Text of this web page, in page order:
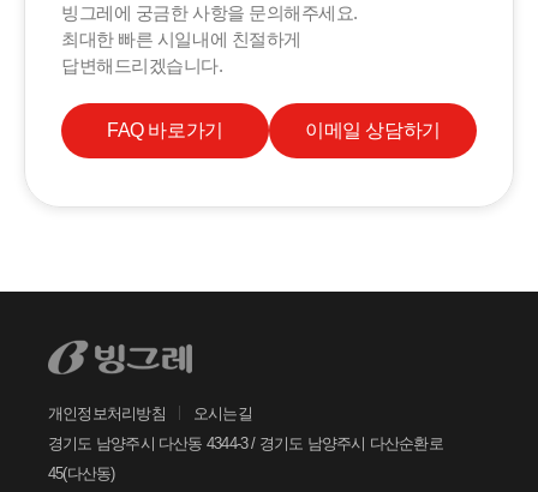
안녕하세요. 고객님
주세요.
겠습니다.
1:1 문의하기
빙그레에 궁금한 사항을 문의해주세요.
최대한 빠른 시일내에 친절하게
답변해드리겠습니다.
FAQ 바로가기 이메일 상담하기
개인정보처리방침
오시는길
경기도 남양주시 다산동 4344-3 / 경기도 남양주시 다산순환로
45(다산동)